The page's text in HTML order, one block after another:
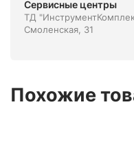
Сервисные центры
ТД
Смоленская, 31
Похожие